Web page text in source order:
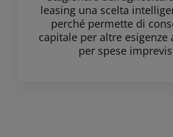
leasing una scelta
perché permette di
capitale per altre esigenze
per spese